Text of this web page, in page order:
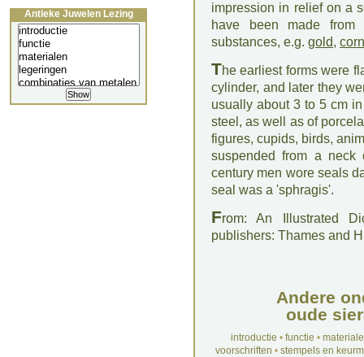
impression in relief on a
have been made
substances, e.g. gold,
The earliest forms were
cylinder, and later they
usually about 3 to 5 cm
steel, as well as of
figures, cupids, birds,
suspended from a neck
century men wore seals
seal was a 'sphragis'.
From: An Illustrated
publishers: Thames and
Andere
oude
introductie • functie •
voorschriften • stempels en
Antieke Juwelen Lezing